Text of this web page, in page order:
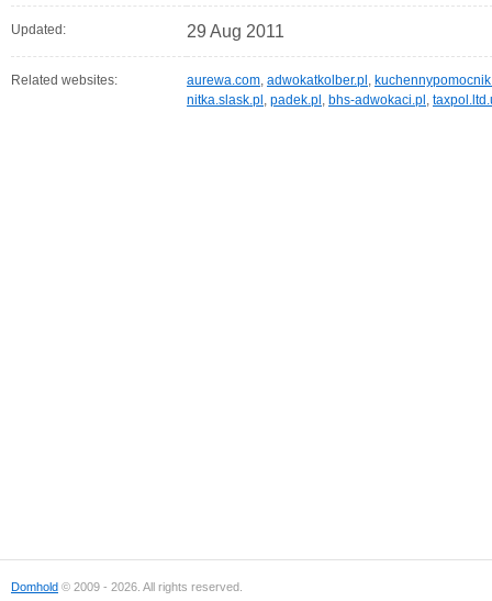
Updated: 29 Aug 2011
Related websites: aurewa.com, adwokatkolber.pl ,
nitka.slask.pl , padek.pl , bhs-adwokaci.pl ,
Domhold © 2009 - 2026. All rights reserved.